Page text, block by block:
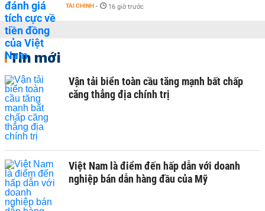
TÀI CHÍNH - 16 giờ trước
Tin mới
Vận tải biển toàn cầu tăng mạnh bất chấp
căng thẳng địa chính trị
Việt Nam là điểm đến hấp dẫn với doanh
nghiệp bán dẫn hàng đầu của Mỹ